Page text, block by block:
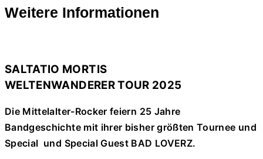
Weitere Informationen
SALTATIO MORTIS
WELTENWANDERER TOUR 2025
Die Mittelalter-Rocker feiern 25 Jahre
Bandgeschichte mit ihrer bisher größten Tournee und
Special und Special Guest BAD LOVERZ.